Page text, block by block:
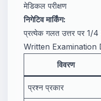
मेडिकल परीक्षण
निगेटिव मार्किंग:
प्रत्येक गलत उत्तर पर 1/
Written Examination
विवरण
प्रश्न प्रकार